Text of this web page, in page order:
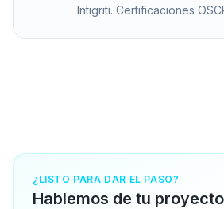
Intigriti. Certificaciones
¿LISTO PARA DAR EL PASO?
Hablemos de tu proyecto